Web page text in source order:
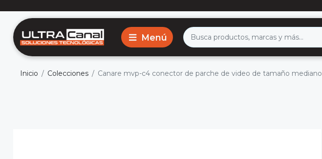
Inicio Colecciones Canare mvp-c4 conector de parche de video de tamaño mediano